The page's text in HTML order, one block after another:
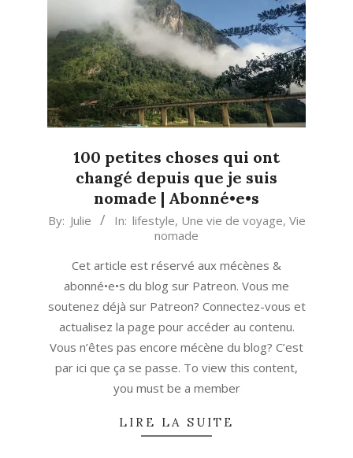
100 petites choses qui ont
changé depuis que je suis
nomade | Abonné•e•s
2018-
By: Julie In: lifestyle, Une vie de voyage, Vie
nomade
Cet article est réservé aux mécènes &
abonné•e•s du blog sur Patreon. Vous me
soutenez déjà sur Patreon? Connectez-vous et
actualisez la page pour accéder au contenu.
Vous n’êtes pas encore mécène du blog? C’est
par ici que ça se passe. To view this content,
you must be a member
LIRE LA SUITE